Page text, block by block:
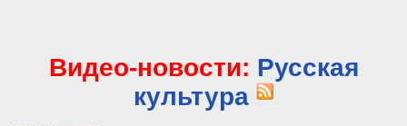
Видео-новости: Русская
культура